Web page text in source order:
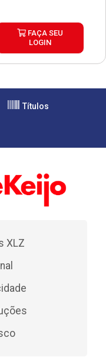
FAÇA SEU
LOGIN
Títulos
XLZ